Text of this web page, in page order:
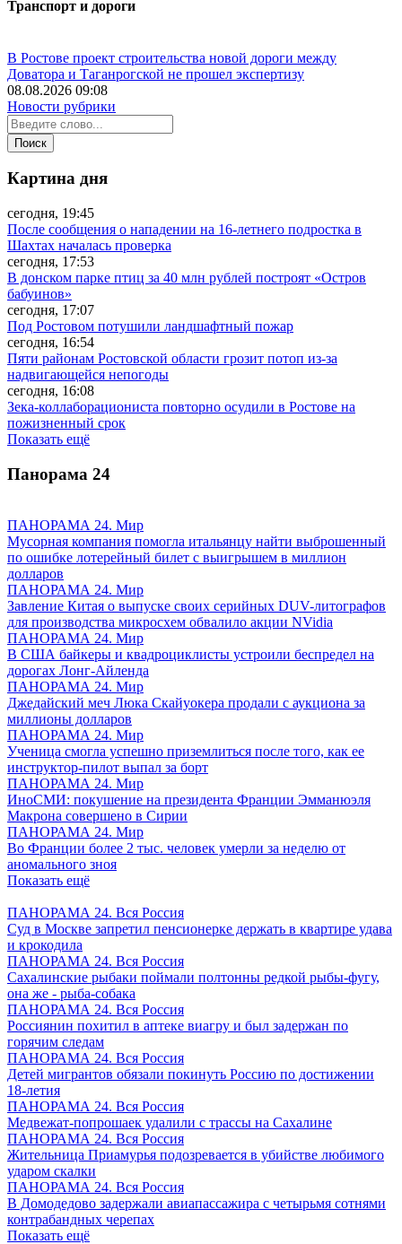
Транспорт и дороги
В Ростове проект строительства новой дороги между
Доватора и Таганрогской не прошел экспертизу
08.08.2026 09:08
Новости рубрики
Картина дня
сегодня, 19:45
После сообщения о нападении на 16-летнего подростка в
Шахтах началась проверка
сегодня, 17:53
В донском парке птиц за 40 млн рублей построят «Остров
бабуинов»
сегодня, 17:07
Под Ростовом потушили ландшафтный пожар
сегодня, 16:54
Пяти районам Ростовской области грозит потоп из-за
надвигающейся непогоды
сегодня, 16:08
Зека-коллаборациониста повторно осудили в Ростове на
пожизненный срок
Показать ещё
Панорама 24
ПАНОРАМА 24. Мир
Мусорная компания помогла итальянцу найти выброшенный
по ошибке лотерейный билет с выигрышем в миллион
долларов
ПАНОРАМА 24. Мир
Завление Китая о выпуске своих серийных DUV-литографов
для производства микросхем обвалило акции NVidia
ПАНОРАМА 24. Мир
В США байкеры и квадроциклисты устроили беспредел на
дорогах Лонг-Айленда
ПАНОРАМА 24. Мир
Джедайский меч Люка Скайуокера продали с аукциона за
миллионы долларов
ПАНОРАМА 24. Мир
Ученица смогла успешно приземлиться после того, как ее
инструктор-пилот выпал за борт
ПАНОРАМА 24. Мир
ИноСМИ: покушение на президента Франции Эмманюэля
Макрона совершено в Сирии
ПАНОРАМА 24. Мир
Во Франции более 2 тыс. человек умерли за неделю от
аномального зноя
Показать ещё
ПАНОРАМА 24. Вся Россия
Суд в Москве запретил пенсионерке держать в квартире удава
и крокодила
ПАНОРАМА 24. Вся Россия
Сахалинские рыбаки поймали полтонны редкой рыбы-фугу,
она же - рыба-собака
ПАНОРАМА 24. Вся Россия
Россиянин похитил в аптеке виагру и был задержан по
горячим следам
ПАНОРАМА 24. Вся Россия
Детей мигрантов обязали покинуть Россию по достижении
18-летия
ПАНОРАМА 24. Вся Россия
Медвежат-попрошаек удалили с трассы на Сахалине
ПАНОРАМА 24. Вся Россия
Жительница Приамурья подозревается в убийстве любимого
ударом скалки
ПАНОРАМА 24. Вся Россия
В Домодедово задержали авиапассажира с четырьмя сотнями
контрабандных черепах
Показать ещё